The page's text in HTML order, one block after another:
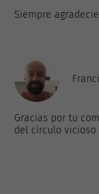
Siempre
Gracias por tu
del círculo vicioso